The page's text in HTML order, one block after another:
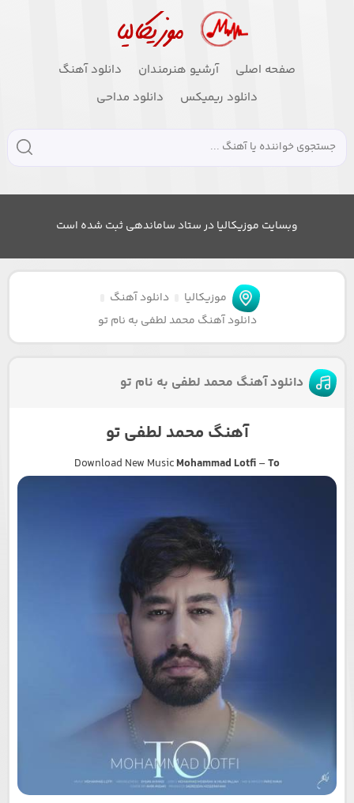
صفحه اصلی آرشیو هنرمندان
دانلود آهنگ
دانلود ریمیکس
دانلود مداحی
وبسایت موزیکالیا در ستاد ساماندهی ثبت شده است
موزیکالیا
دانلود آهنگ
دانلود آهنگ محمد لطفی به نام تو
دانلود آهنگ محمد لطفی به نام تو
آهنگ محمد لطفی تو
Download New MusicMohammad Lotfi–To